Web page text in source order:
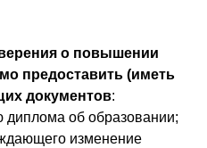
о повышении
предоставить (иметь
документов:
об образовании;
изменение